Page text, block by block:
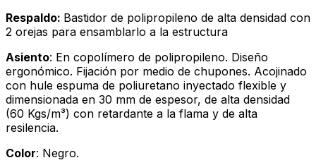
Respaldo: Bastidor de polipropileno de alta densidad con
2 orejas para ensamblarlo a la estructura
Asiento: En copolímero de polipropileno. Diseño
ergonómico. Fijación por medio de chupones. Acojinado
con hule espuma de poliuretano inyectado flexible y
dimensionada en 30 mm de espesor, de alta densidad
(60 Kgs/m³) con retardante a la flama y de alta
resilencia.
Color: Negro.